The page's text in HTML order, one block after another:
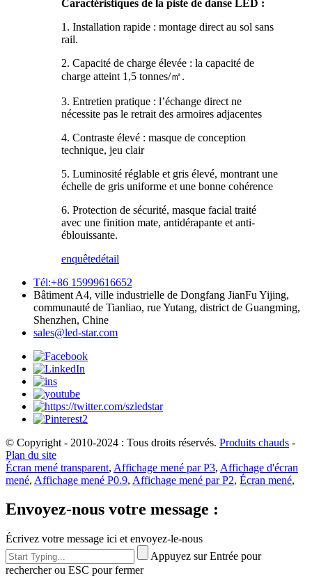
Caractéristiques de la piste de danse LED :
1. Installation rapide : montage direct au sol sans
rail.
2. Capacité de charge élevée : la capacité de
charge atteint 1,5 tonnes/㎡.
3. Entretien pratique : l’échange direct ne
nécessite pas le retrait des armoires adjacentes
4. Contraste élevé : masque de conception
technique, jeu clair
5. Luminosité réglable et gris élevé, montrant une
échelle de gris uniforme et une bonne cohérence
6. Protection de sécurité, masque facial traité
avec une finition mate, antidérapante et anti-
éblouissante.
enquêtedétail
Tél:+86 15999616652
Bâtiment A4, ville industrielle de Dongfang JianFu Yijing,
communauté de Tianliao, rue Yutang, district de Guangming,
Shenzhen, Chine
sales@led-star.com
© Copyright - 2010-2024 : Tous droits réservés. Produits chauds -
Plan du site
Écran mené transparent, Affichage mené par P3, Affichage d'écran
mené, Affichage mené P0.9, Affichage mené par P2, Écran mené,
Envoyez-nous votre message :
Écrivez votre message ici et envoyez-le-nous
Appuyez sur Entrée pour
rechercher ou ESC pour fermer